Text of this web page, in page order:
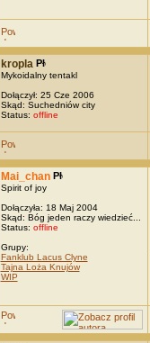
kropla
Mykoidalny tentakl
Dołączył: 25 Cze 2006
Skąd: Suchedniów city
Status: offline
Mai_chan
Spirit of joy
Dołączyła: 18 Maj 2004
Skąd: Bóg jeden raczy wiedzieć...
Status: offline
Grupy:
Fanklub Lacus Clyne
Tajna Loża Knujów
WIP